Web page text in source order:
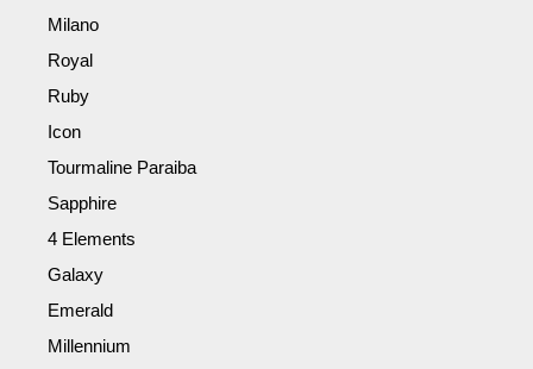
Milano
Royal
Ruby
Icon
Tourmaline Paraiba
Sapphire
4 Elements
Galaxy
Emerald
Millennium